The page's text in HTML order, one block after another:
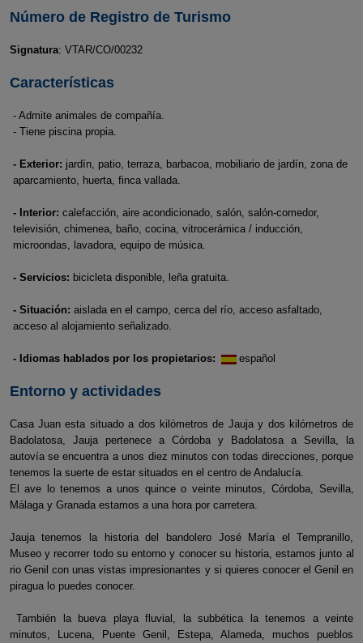
Número de Registro de Turismo
Signatura: VTAR/CO/00232
Características
- Admite animales de compañía.
- Tiene piscina propia.
- Exterior: jardín, patio, terraza, barbacoa, mobiliario de jardín, zona de
aparcamiento, huerta, finca vallada.
- Interior: calefacción, aire acondicionado, salón, salón-comedor,
televisión, chimenea, baño, cocina, vitrocerámica / inducción,
microondas, lavadora, equipo de música.
- Servicios: bicicleta disponible, leña gratuita.
- Situación: aislada en el campo, cerca del río, acceso asfaltado,
acceso al alojamiento señalizado.
- Idiomas hablados por los propietarios: español
Entorno y actividades
Casa Juan esta situado a dos kilómetros de Jauja y dos kilómetros de
Badolatosa, Jauja pertenece a Córdoba y Badolatosa a Sevilla, la
autovía se encuentra a unos diez minutos con todas direcciones, porque
tenemos la suerte de estar situados en el centro de Andalucía.
El ave lo tenemos a unos quince o veinte minutos, Córdoba, Sevilla,
Málaga y Granada estamos a una hora por carretera.
Jauja tenemos la historia del bandolero José María el Tempranillo,
Museo y recorrer todo su entorno y conocer su historia, estamos junto al
rio Genil con unas vistas impresionantes y si quieres conocer el Genil en
piragua lo puedes conocer.
También la bueva playa fluvial, la subbética la tenemos a veinte
minutos, Lucena, Puente Genil, Estepa, Alameda, muchos pueblos